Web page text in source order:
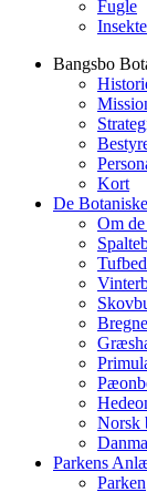
Fugle
Bangsbo
Kort
De
Om
Tufbed
Norsk
Parkens
Parken